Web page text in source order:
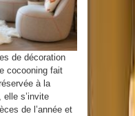
de décoration
cocooning fait
à la
elle s’invite
de l’année et